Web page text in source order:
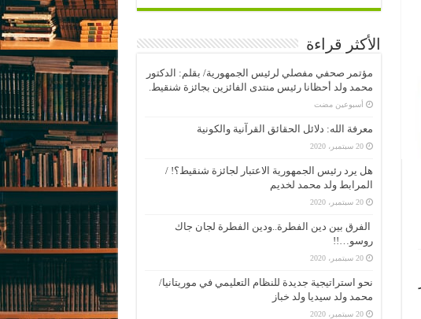
الأكثر قراءة
مؤتمر صحفي مفصلي لرئيس الجمهورية/ بقلم: الدكتور
محمد ولد أحظانا رئيس منتدى الفائزين بجائزة شنقيط.
‏أسبوعين مضت
معرفة الله: دلائل الحقائق القرآنية والكونية
20 سبتمبر، 2020
هل يرد رئيس الجمهورية الاعتبار لجائزة شنقيط؟! /
المرابط ولد محمد لخديم
20 سبتمبر، 2020
الفرق بين دين الفطرة..ودين الفطرة لجان جاك
روسو…!!
20 سبتمبر، 2020
نحو استراتيجية جديدة للنظام التعليمي في موريتانيا/
محمد ولد سيديا ولد خباز
20 سبتمبر، 2020